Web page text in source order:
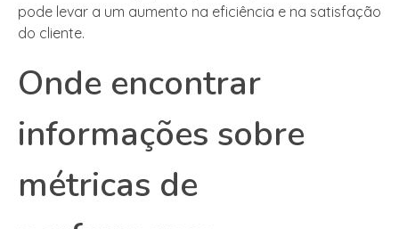
pode levar a um aumento na eficiência e na satisfação
do cliente.
Onde encontrar
informações sobre
métricas de